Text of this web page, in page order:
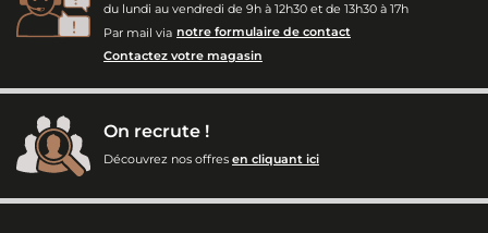
du lundi au vendredi de 9h à 12h30 et de 13h30 à 17h
Par mail via notre formulaire de contact
Contactez votre magasin
On recrute !
Découvrez nos offres en cliquant ici